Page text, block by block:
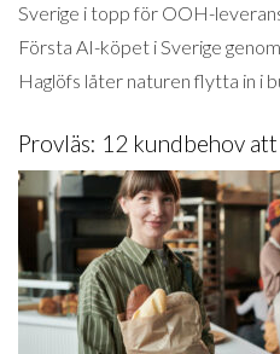
Sverige i topp för OOH-
Första AI-köpet i Sverige
Haglöfs låter naturen flytta in i
Provläs: 12 kundbehov